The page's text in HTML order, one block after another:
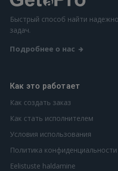
Быстрый способ найти
задач.
Подробнее о нас
Как это работает
Как создать заказ
Как стать исполнителем
Условия использования
Политика конфиденциальности
Eelistuste haldamine